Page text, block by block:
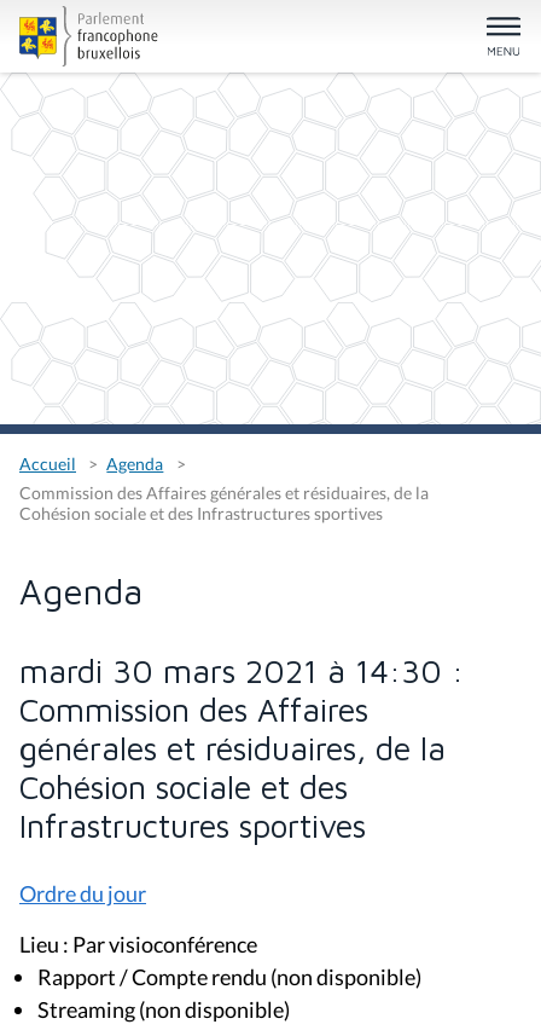
Accueil
Agenda
Commission des Affaires générales et résiduaires, de la
Cohésion sociale et des Infrastructures sportives
Agenda
mardi 30 mars 2021 à 14:30 :
Commission des Affaires
générales et résiduaires, de la
Cohésion sociale et des
Infrastructures sportives
Ordre du jour
Lieu : Par visioconférence
Rapport / Compte rendu (non disponible)
Streaming (non disponible)